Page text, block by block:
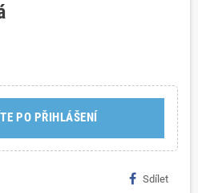
PO PŘIHLÁŠENÍ
Sdílet